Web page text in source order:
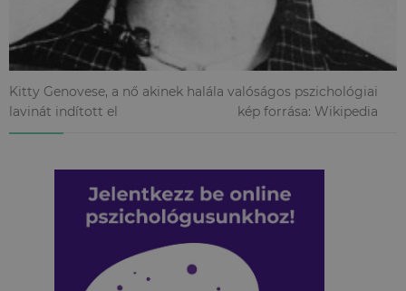
Kitty Genovese, a nő akinek halála valóságos pszichológiai
lavinát indított el kép forrása: Wikipedia